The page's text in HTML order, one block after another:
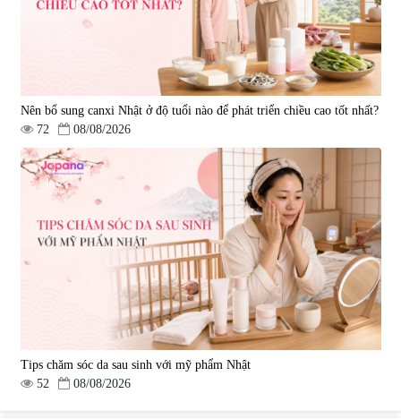
Nên bổ sung canxi Nhật ở độ tuổi nào để phát triển chiều cao tốt nhất?
72
08/08/2026
Tips chăm sóc da sau sinh với mỹ phẩm Nhật
52
08/08/2026